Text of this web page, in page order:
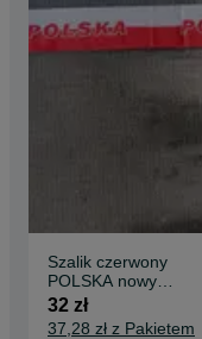
Szalik czerwony
POLSKA nowy
20x140cm
32 zł
37,28 zł z Pakietem